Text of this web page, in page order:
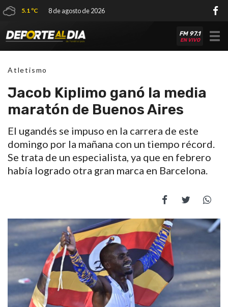
5.1 ºC 8 de agosto de 2026
FM 97.1
EN VIVO
Atletismo
Jacob Kiplimo ganó la media
maratón de Buenos Aires
El ugandés se impuso en la carrera de este
domingo por la mañana con un tiempo récord.
Se trata de un especialista, ya que en febrero
había logrado otra gran marca en Barcelona.